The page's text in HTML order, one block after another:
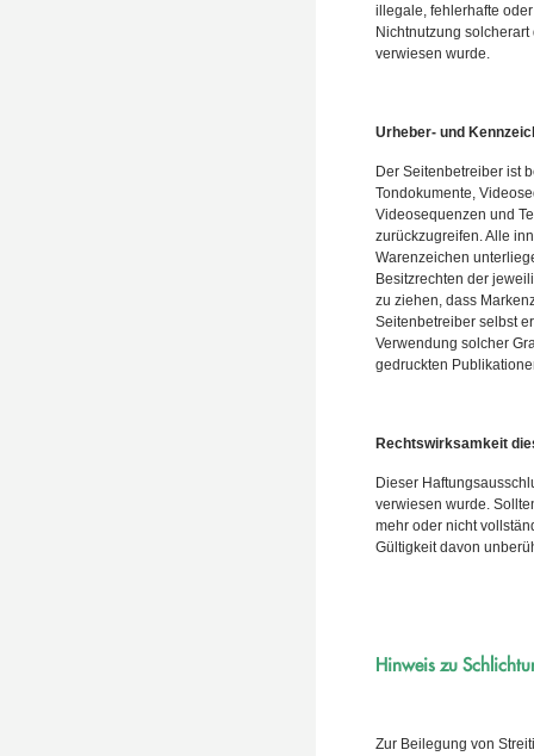
illegale, fehlerhafte
Nichtnutzung
verwiesen wurde.
Urheber- und
Der Seitenbetreiber ist
Tondokumente,
Videosequenzen und
zurückzugreifen. Alle
Warenzeichen
Besitzrechten der
zu ziehen, dass
Seitenbetreiber selbst
Verwendung solcher
gedruckten
Rechtswirksamkeit
Dieser
verwiesen wurde.
mehr oder nicht
Gültigkeit davon
Hinweis zu
Zur Beilegung von